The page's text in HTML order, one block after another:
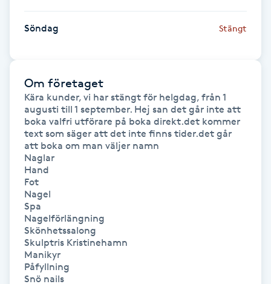
Herrklippning
HIFU
Hollywood Peel
Hot Stone Massage
Hot yoga
Hudföryngring
Söndag Stängt
Om företaget
Kära kunder, vi har stängt för helgdag, från 1
augusti till 1 september. Hej san det går inte att
boka valfri utförare på boka direkt.det kommer
text som säger att det inte finns tider.det går
att boka om man väljer namn
Naglar
Hand
Fot
Nagel
Spa
Nagelförlängning
Skönhetssalong
Skulptris Kristinehamn
Manikyr
Påfyllning